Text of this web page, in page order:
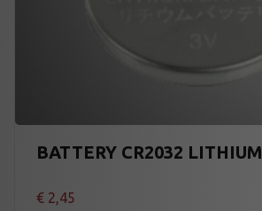
BATTERY CR2032 LITHIUM
€ 2,45